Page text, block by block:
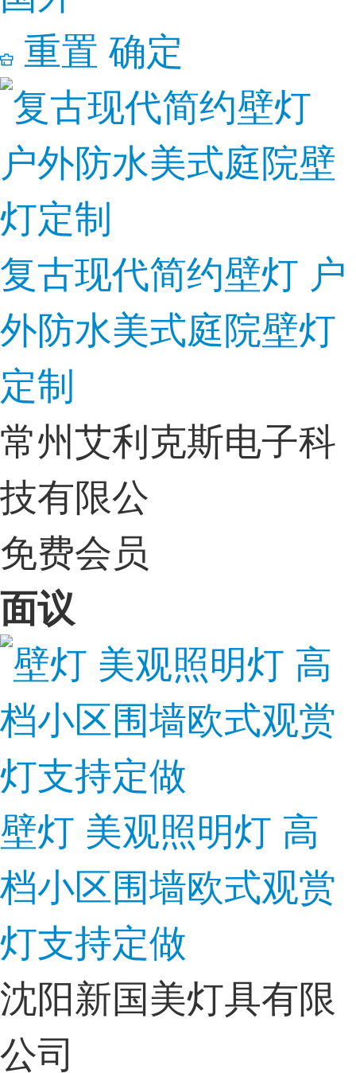
重置 确定
复古现代简约壁灯 户
外防水美式庭院壁灯
定制
常州艾利克斯电子科
技有限公
免费会员
面议
壁灯 美观照明灯 高
档小区围墙欧式观赏
灯支持定做
沈阳新国美灯具有限
公司